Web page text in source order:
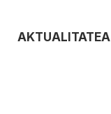
AKTUALITATEA